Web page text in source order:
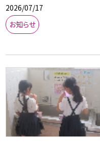
2026/07/17
お知らせ